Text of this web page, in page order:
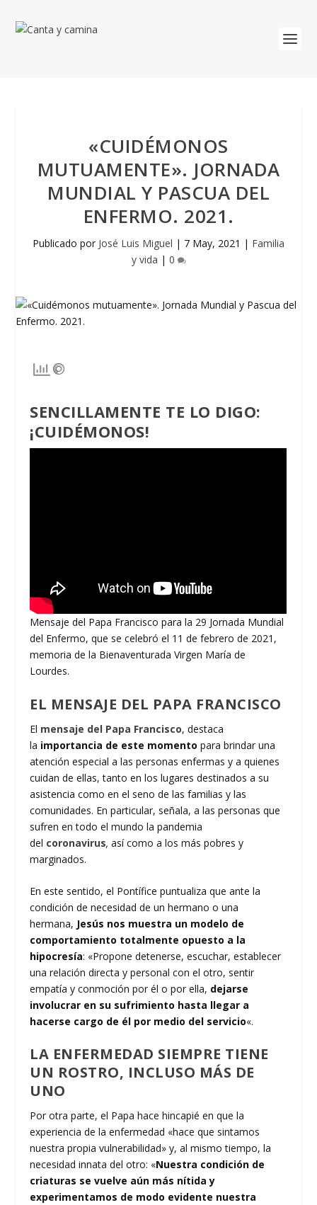
«CUIDÉMONOS
MUTUAMENTE». JORNADA
MUNDIAL Y PASCUA DEL
ENFERMO. 2021.
Publicado por José Luis Miguel | 7 May, 2021 | Familia
y vida | 0
SENCILLAMENTE TE LO DIGO:
¡CUIDÉMONOS!
Mensaje del Papa Francisco para la 29 Jornada Mundial
del Enfermo, que se celebró el 11 de febrero de 2021,
memoria de la Bienaventurada Virgen María de
Lourdes.
EL MENSAJE DEL PAPA FRANCISCO
El mensaje del Papa Francisco, destaca
la importancia de este momento para brindar una
atención especial a las personas enfermas y a quienes
cuidan de ellas, tanto en los lugares destinados a su
asistencia como en el seno de las familias y las
comunidades. En particular, señala, a las personas que
sufren en todo el mundo la pandemia
del coronavirus, así como a los más pobres y
marginados.
En este sentido, el Pontífice puntualiza que ante la
condición de necesidad de un hermano o una
hermana, Jesús nos muestra un modelo de
comportamiento totalmente opuesto a la
hipocresía: «Propone detenerse, escuchar, establecer
una relación directa y personal con el otro, sentir
empatía y conmoción por él o por ella, dejarse
involucrar en su sufrimiento hasta llegar a
hacerse cargo de él por medio del servicio«.
LA ENFERMEDAD SIEMPRE TIENE
UN ROSTRO, INCLUSO MÁS DE
UNO
Por otra parte, el Papa hace hincapié en que la
experiencia de la enfermedad «hace que sintamos
nuestra propia vulnerabilidad» y, al mismo tiempo, la
necesidad innata del otro: «Nuestra condición de
criaturas se vuelve aún más nítida y
experimentamos de modo evidente nuestra